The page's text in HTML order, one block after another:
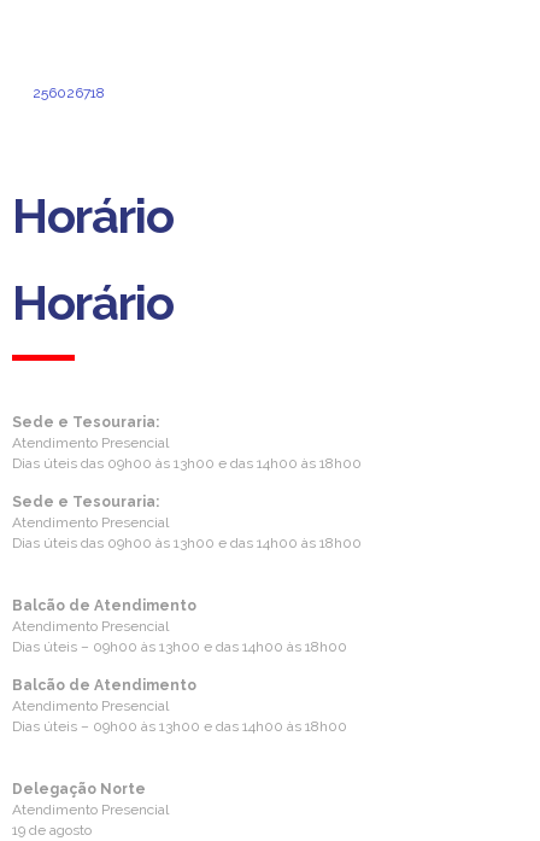
256026718
Horário
Horário
Sede e Tesouraria:
Atendimento Presencial
Dias úteis das 09h00 às 13h00 e das 14h00 às 18h00
Sede e Tesouraria:
Atendimento Presencial
Dias úteis das 09h00 às 13h00 e das 14h00 às 18h00
Balcão de Atendimento
Atendimento Presencial
Dias úteis – 09h00 às 13h00 e das 14h00 às 18h00
Balcão de Atendimento
Atendimento Presencial
Dias úteis – 09h00 às 13h00 e das 14h00 às 18h00
Delegação Norte
Atendimento Presencial
19 de agosto